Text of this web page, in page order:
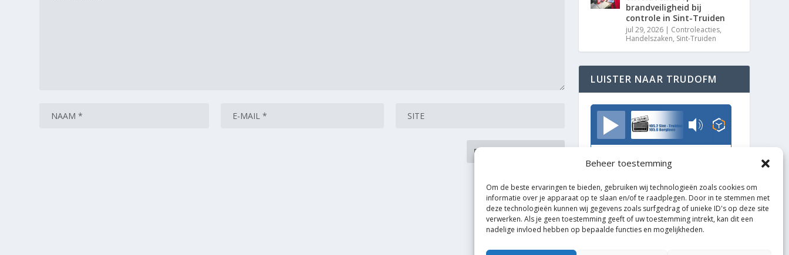
Beheer toestemming
Om de beste ervaringen te bieden, gebruiken wij technologieën zoals cookies om
informatie over je apparaat op te slaan en/of te raadplegen. Door in te stemmen met
deze technologieën kunnen wij gegevens zoals surfgedrag of unieke ID's op deze site
verwerken. Als je geen toestemming geeft of uw toestemming intrekt, kan dit een
nadelige invloed hebben op bepaalde functies en mogelijkheden.
brandveiligheid bij
controle in Sint-Truiden
jul 29, 2026 | Controleacties,
Handelszaken, Sint-Truiden
LUISTER NAAR TRUDOFM
TrudoFM